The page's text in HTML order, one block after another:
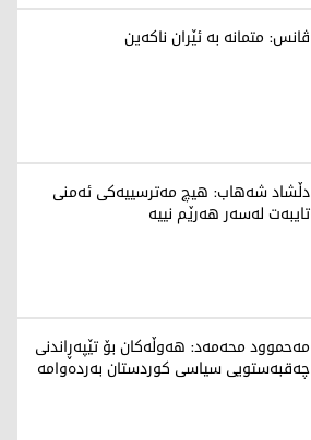
ڤانس: متمانە بە ئێران ناکەین
دڵشاد شەهاب: هیچ مەترسییەکی ئەمنی
تایبەت لەسەر هەرێم نییە
مەحموود محەمەد: هەوڵەکان بۆ تێپەڕاندنی
چەقبەستویی سیاسی کوردستان بەردەوامە